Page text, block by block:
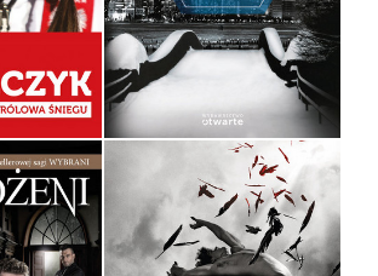
ZŁ
OPRAWA TWARDA
49,90 ZŁ